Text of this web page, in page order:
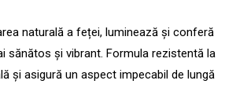
naturală a feței, luminează și conferă
sănătos și vibrant. Formula rezistentă la
și asigură un aspect impecabil de lungă